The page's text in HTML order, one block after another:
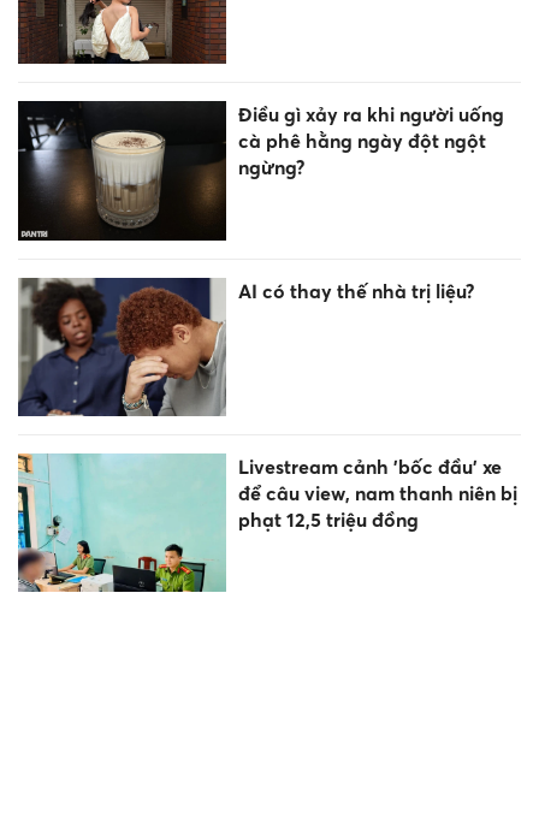
Điều gì xảy ra khi người uống
cà phê hằng ngày đột ngột
ngừng?
AI có thay thế nhà trị liệu?
Livestream cảnh 'bốc đầu' xe
để câu view, nam thanh niên bị
phạt 12,5 triệu đồng